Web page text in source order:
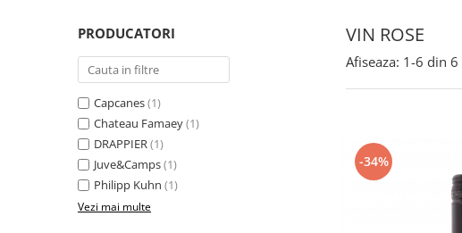
VIN ROSE
PRODUCATORI
Capcanes(1)
Chateau Famaey(1)
DRAPPIER(1)
Juve&Camps(1)
Philipp Kuhn (1)
Vezi mai multe
Afiseaza: 1-6 din 6
-34%